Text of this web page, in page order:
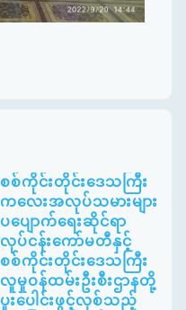
စစ်ကိုင်းတိုင်းဒေသကြီး
ကလေးအလုပ်သမားများ
ပပျောက်ရေးဆိုင်ရာ
လုပ်ငန်းကော်မတီနှင့်
စစ်ကိုင်းတိုင်းဒေသကြီး
လူမှုဝန်ထမ်းဦးစီးဌာနတို့
ပူးပေါင်းဖွင့်လှစ်သည့်